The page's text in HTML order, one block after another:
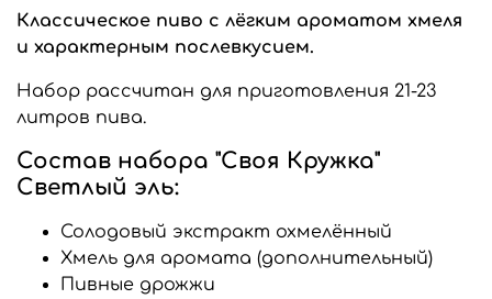
Классическое пиво с лёгким ароматом хмеля
и характерным послевкусием.
Набор рассчитан для приготовления 21-23
литров пива.
Состав набора "Своя Кружка"
Светлый эль:
Солодовый экстракт охмелённый
Хмель для аромата (дополнительный)
Пивные дрожжи